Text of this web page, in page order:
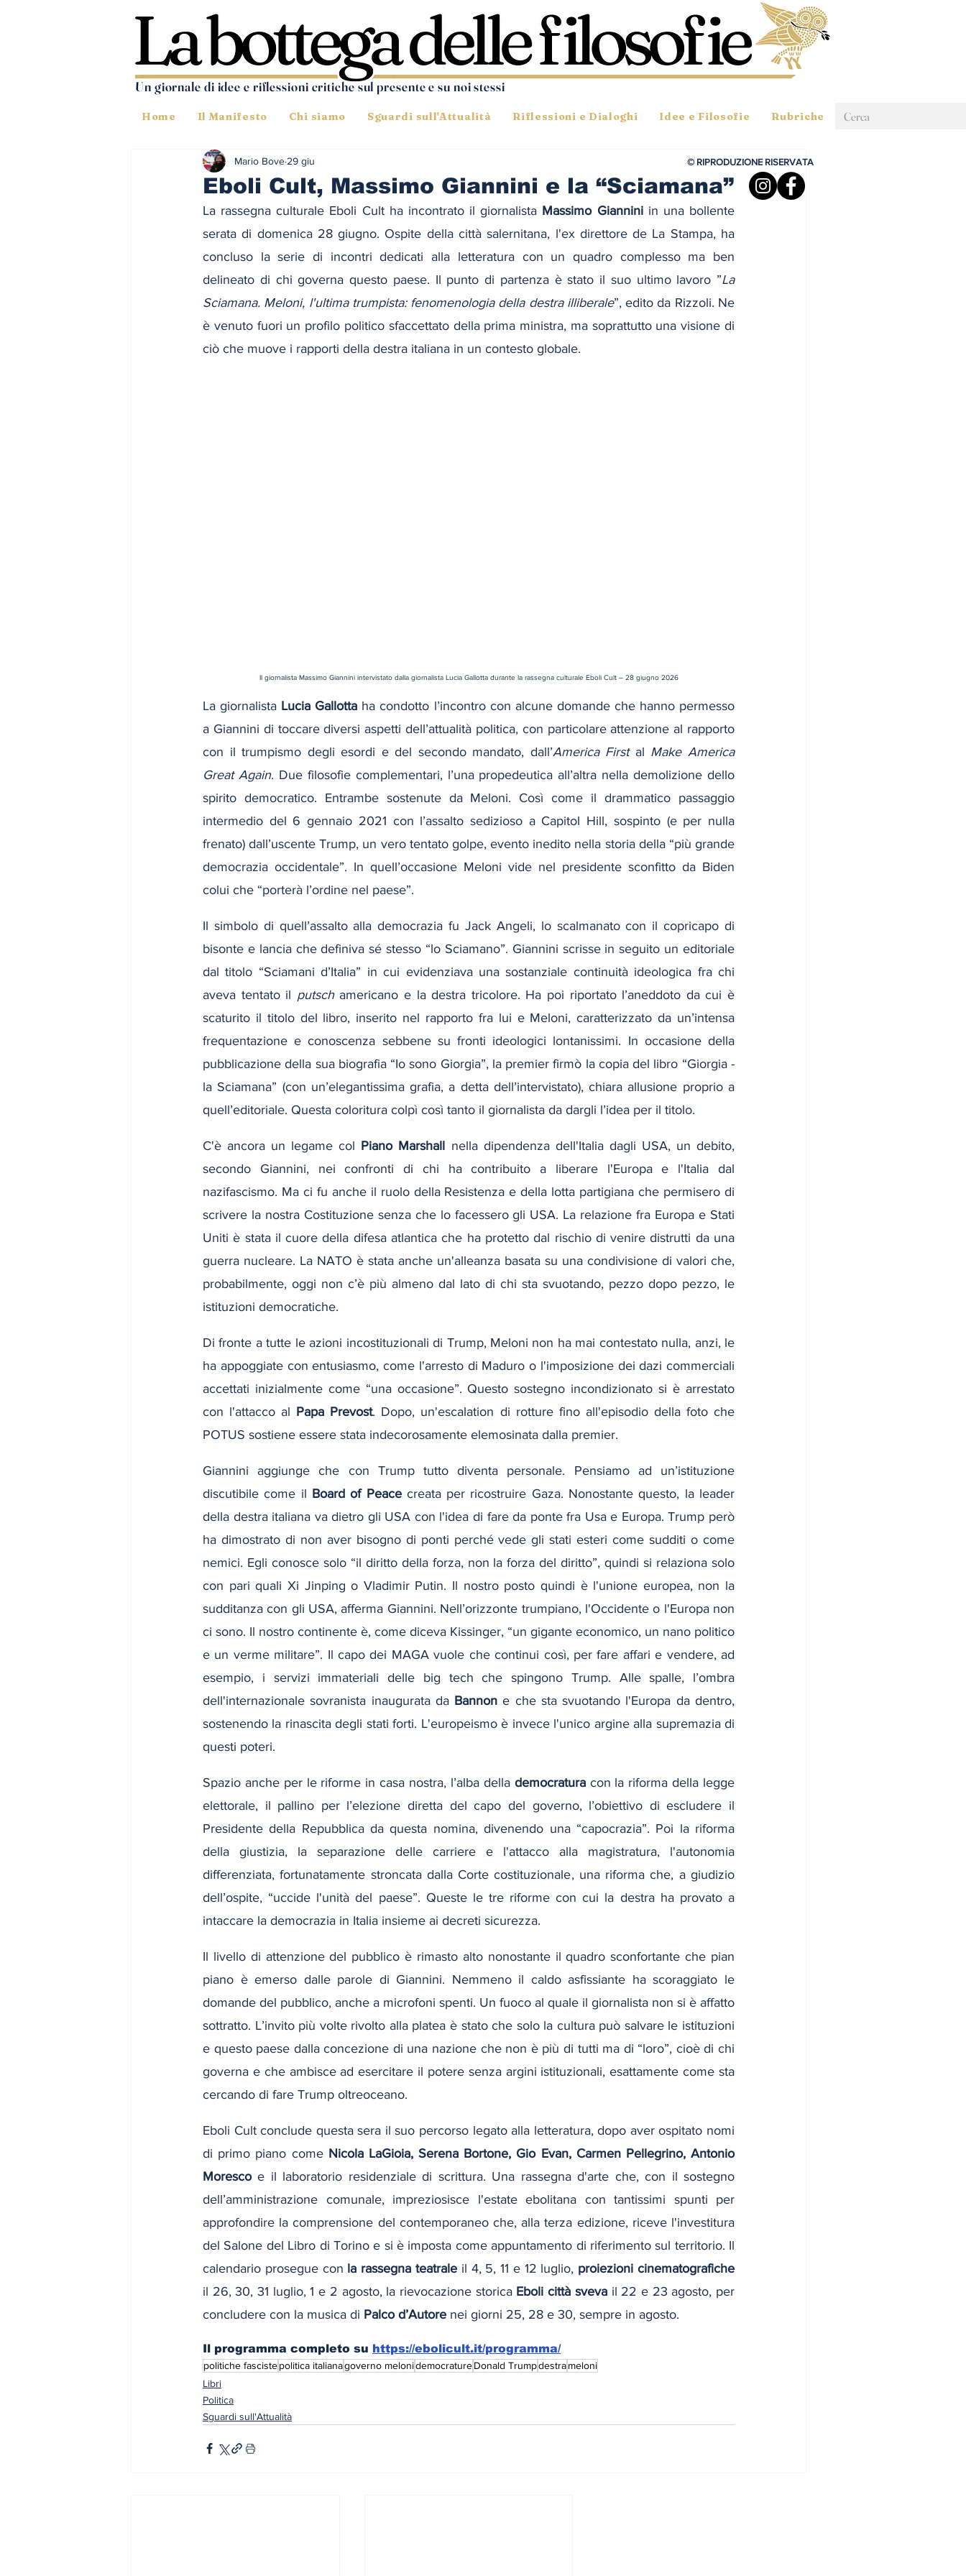
Un giornale di idee e riflessioni critiche sul presente e su noi stessi
Home Il Manifesto Chi siamo Sguardi sull'Attualità Riflessioni e Dialoghi Idee e Filosofie Rubriche
Eboli Cult, Massimo Giannini e la “Sciamana”
Mario Bove 29 giu
La rassegna culturale Eboli Cult ha incontrato il giornalista Massimo Giannini in una bollente
serata di domenica 28 giugno. Ospite della città salernitana, l'ex direttore de La Stampa, ha
concluso la serie di incontri dedicati alla letteratura con un quadro complesso ma ben
delineato di chi governa questo paese. Il punto di partenza è stato il suo ultimo lavoro ”La
Sciamana. Meloni, l'ultima trumpista: fenomenologia della destra illiberale”, edito da Rizzoli. Ne
è venuto fuori un profilo politico sfaccettato della prima ministra, ma soprattutto una visione di
ciò che muove i rapporti della destra italiana in un contesto globale.
Il giornalista Massimo Giannini intervistato dalla giornalista Lucia Gallotta durante la rassegna culturale Eboli Cult – 28 giugno 2026
La giornalista Lucia Gallotta ha condotto l’incontro con alcune domande che hanno permesso
a Giannini di toccare diversi aspetti dell’attualità politica, con particolare attenzione al rapporto
con il trumpismo degli esordi e del secondo mandato, dall’America First al Make America
Great Again. Due filosofie complementari, l’una propedeutica all’altra nella demolizione dello
spirito democratico. Entrambe sostenute da Meloni. Così come il drammatico passaggio
intermedio del 6 gennaio 2021 con l’assalto sedizioso a Capitol Hill, sospinto (e per nulla
frenato) dall’uscente Trump, un vero tentato golpe, evento inedito nella storia della “più grande
democrazia occidentale”. In quell’occasione Meloni vide nel presidente sconfitto da Biden
colui che “porterà l’ordine nel paese”.
Il simbolo di quell’assalto alla democrazia fu Jack Angeli, lo scalmanato con il copricapo di
bisonte e lancia che definiva sé stesso “lo Sciamano”. Giannini scrisse in seguito un editoriale
dal titolo “Sciamani d’Italia” in cui evidenziava una sostanziale continuità ideologica fra chi
aveva tentato il putsch americano e la destra tricolore. Ha poi riportato l’aneddoto da cui è
scaturito il titolo del libro, inserito nel rapporto fra lui e Meloni, caratterizzato da un’intensa
frequentazione e conoscenza sebbene su fronti ideologici lontanissimi. In occasione della
pubblicazione della sua biografia “Io sono Giorgia”, la premier firmò la copia del libro “Giorgia -
la Sciamana” (con un’elegantissima grafia, a detta dell’intervistato), chiara allusione proprio a
quell’editoriale. Questa coloritura colpì così tanto il giornalista da dargli l’idea per il titolo.
C'è ancora un legame col Piano Marshall nella dipendenza dell'Italia dagli USA, un debito,
secondo Giannini, nei confronti di chi ha contribuito a liberare l'Europa e l'Italia dal
nazifascismo. Ma ci fu anche il ruolo della Resistenza e della lotta partigiana che permisero di
scrivere la nostra Costituzione senza che lo facessero gli USA. La relazione fra Europa e Stati
Uniti è stata il cuore della difesa atlantica che ha protetto dal rischio di venire distrutti da una
guerra nucleare. La NATO è stata anche un'alleanza basata su una condivisione di valori che,
probabilmente, oggi non c’è più almeno dal lato di chi sta svuotando, pezzo dopo pezzo, le
istituzioni democratiche.
Di fronte a tutte le azioni incostituzionali di Trump, Meloni non ha mai contestato nulla, anzi, le
ha appoggiate con entusiasmo, come l'arresto di Maduro o l'imposizione dei dazi commerciali
accettati inizialmente come “una occasione”. Questo sostegno incondizionato si è arrestato
con l'attacco al Papa Prevost. Dopo, un'escalation di rotture fino all'episodio della foto che
POTUS sostiene essere stata indecorosamente elemosinata dalla premier.
Giannini aggiunge che con Trump tutto diventa personale. Pensiamo ad un’istituzione
discutibile come il Board of Peace creata per ricostruire Gaza. Nonostante questo, la leader
della destra italiana va dietro gli USA con l'idea di fare da ponte fra Usa e Europa. Trump però
ha dimostrato di non aver bisogno di ponti perché vede gli stati esteri come sudditi o come
nemici. Egli conosce solo “il diritto della forza, non la forza del diritto”, quindi si relaziona solo
con pari quali Xi Jinping o Vladimir Putin. Il nostro posto quindi è l'unione europea, non la
sudditanza con gli USA, afferma Giannini. Nell’orizzonte trumpiano, l'Occidente o l'Europa non
ci sono. Il nostro continente è, come diceva Kissinger, “un gigante economico, un nano politico
e un verme militare”. Il capo dei MAGA vuole che continui così, per fare affari e vendere, ad
esempio, i servizi immateriali delle big tech che spingono Trump. Alle spalle, l’ombra
dell'internazionale sovranista inaugurata da Bannon e che sta svuotando l'Europa da dentro,
sostenendo la rinascita degli stati forti. L'europeismo è invece l'unico argine alla supremazia di
questi poteri.
Spazio anche per le riforme in casa nostra, l’alba della democratura con la riforma della legge
elettorale, il pallino per l’elezione diretta del capo del governo, l’obiettivo di escludere il
Presidente della Repubblica da questa nomina, divenendo una “capocrazia”. Poi la riforma
della giustizia, la separazione delle carriere e l'attacco alla magistratura, l'autonomia
differenziata, fortunatamente stroncata dalla Corte costituzionale, una riforma che, a giudizio
dell’ospite, “uccide l'unità del paese”. Queste le tre riforme con cui la destra ha provato a
intaccare la democrazia in Italia insieme ai decreti sicurezza.
Il livello di attenzione del pubblico è rimasto alto nonostante il quadro sconfortante che pian
piano è emerso dalle parole di Giannini. Nemmeno il caldo asfissiante ha scoraggiato le
domande del pubblico, anche a microfoni spenti. Un fuoco al quale il giornalista non si è affatto
sottratto. L’invito più volte rivolto alla platea è stato che solo la cultura può salvare le istituzioni
e questo paese dalla concezione di una nazione che non è più di tutti ma di “loro”, cioè di chi
governa e che ambisce ad esercitare il potere senza argini istituzionali, esattamente come sta
cercando di fare Trump oltreoceano.
Eboli Cult conclude questa sera il suo percorso legato alla letteratura, dopo aver ospitato nomi
di primo piano come Nicola LaGioia, Serena Bortone, Gio Evan, Carmen Pellegrino, Antonio
Moresco e il laboratorio residenziale di scrittura. Una rassegna d'arte che, con il sostegno
dell’amministrazione comunale, impreziosisce l'estate ebolitana con tantissimi spunti per
approfondire la comprensione del contemporaneo che, alla terza edizione, riceve l'investitura
del Salone del Libro di Torino e si è imposta come appuntamento di riferimento sul territorio. Il
calendario prosegue con la rassegna teatrale il 4, 5, 11 e 12 luglio, proiezioni cinematografiche
il 26, 30, 31 luglio, 1 e 2 agosto, la rievocazione storica Eboli città sveva il 22 e 23 agosto, per
concludere con la musica di Palco d’Autore nei giorni 25, 28 e 30, sempre in agosto.
Il programma completo su https://ebolicult.it/programma/
politiche fascistepolitica italianagoverno melonidemocratureDonald Trumpdestrameloni
Libri
Politica
Sguardi sull'Attualità
© RIPRODUZIONE RISERVATA